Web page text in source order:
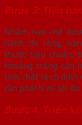
Bước 3: Tiến
Nhằm hạn chế
hành thi công,
thước tiêu chuẩn,
khoảng trống căn
tính chất là cố định
cần phải tỉ mỉ tối đa.
Bước 4: Triển